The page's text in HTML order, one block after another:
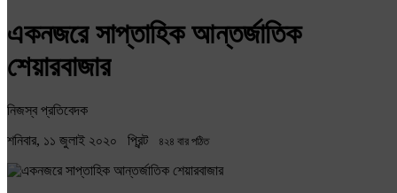
একনজরে সাপ্তাহিক আন্তর্জাতিক
শেয়ারবাজার
নিজস্ব প্রতিবেদক
শনিবার, ১১ জুলাই ২০২০ প্রিন্ট ৪২৪ বার পঠিত